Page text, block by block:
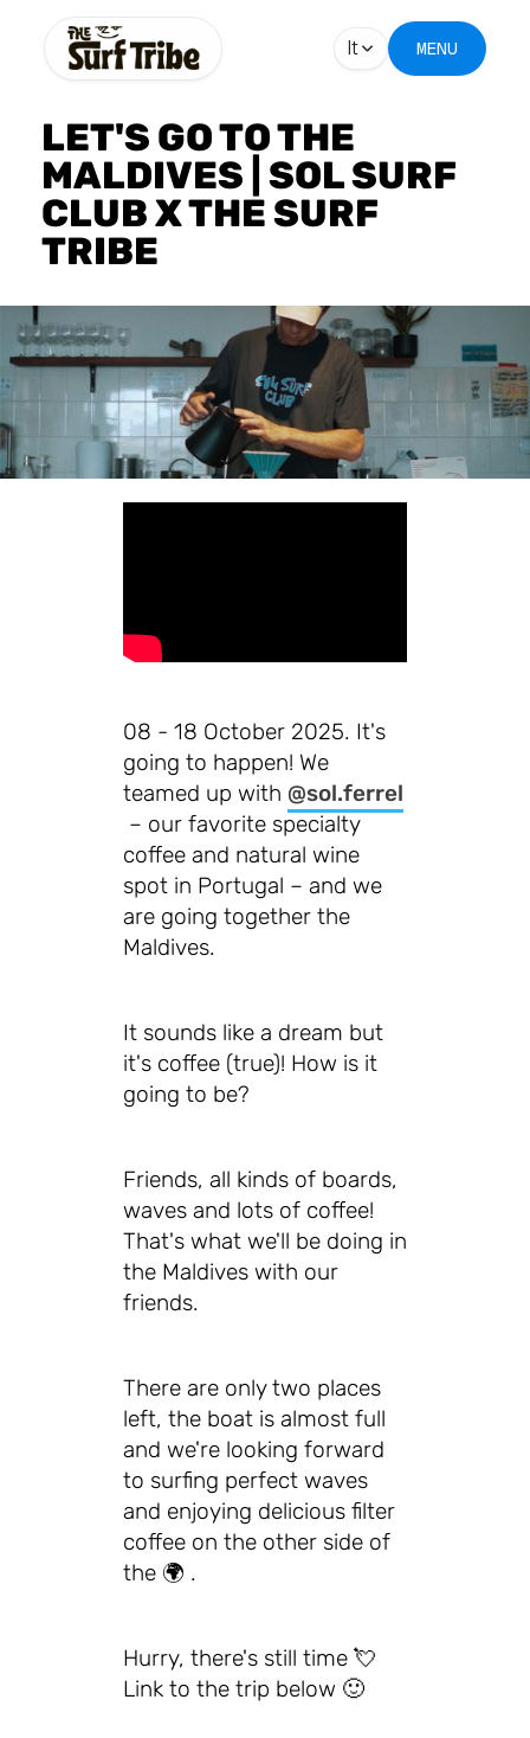
It MENU
LET'S GO TO THE
MALDIVES | SOL SURF
CLUB X THE SURF
TRIBE
08 - 18 October 2025. It's
going to happen! We
teamed up with @sol.ferrel
– our favorite specialty
coffee and natural wine
spot in Portugal – and we
are going together the
Maldives.
It sounds like a dream but
it's coffee (true)! How is it
going to be?
Friends, all kinds of boards,
waves and lots of coffee!
That's what we'll be doing in
the Maldives with our
friends.
There are only two places
left, the boat is almost full
and we're looking forward
to surfing perfect waves
and enjoying delicious filter
coffee on the other side of
the 🌍 .
Hurry, there's still time 💘
Link to the trip below 🙂